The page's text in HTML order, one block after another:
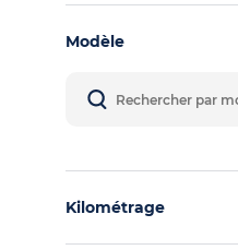
Modèle
Kilométrage